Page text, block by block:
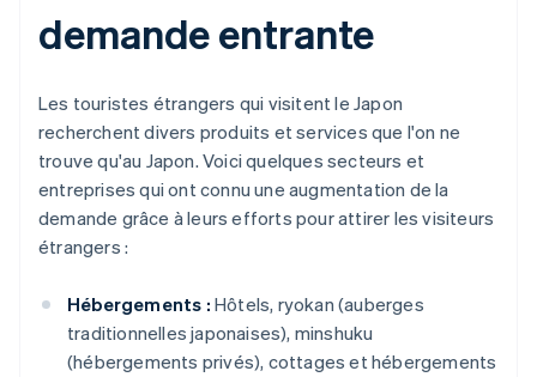
demande entrante
Les touristes étrangers qui visitent le Japon
recherchent divers produits et services que l'on ne
trouve qu'au Japon. Voici quelques secteurs et
entreprises qui ont connu une augmentation de la
demande grâce à leurs efforts pour attirer les visiteurs
étrangers :
Hébergements : Hôtels, ryokan (auberges
traditionnelles japonaises), minshuku
(hébergements privés), cottages et hébergements